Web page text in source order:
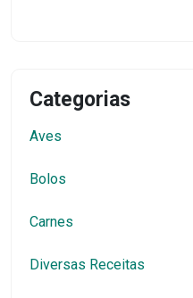
Categorias
Aves
Bolos
Carnes
Diversas Receitas